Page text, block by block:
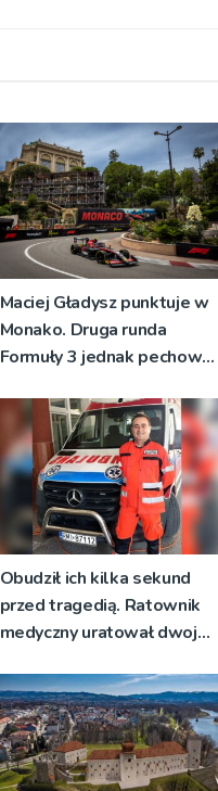
Maciej Gładysz punktuje w
Monako. Druga runda
Formuły 3 jednak pechowa
Obudził ich kilka sekund
przed tragedią. Ratownik
medyczny uratował dwoje